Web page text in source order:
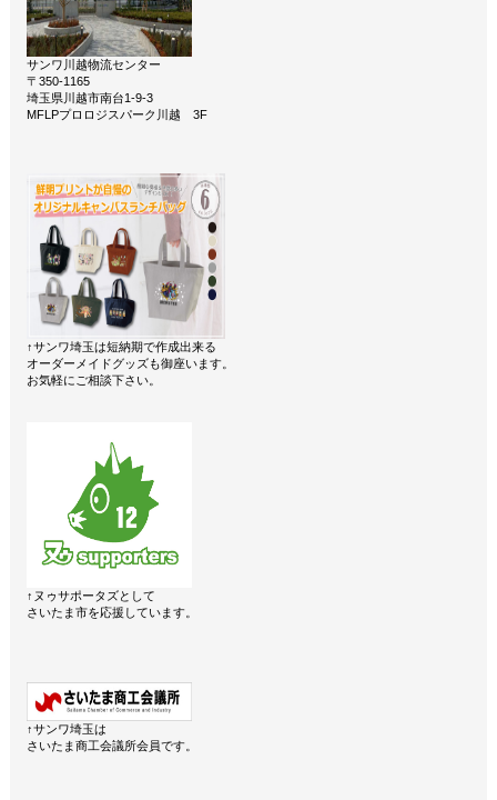
サンワ川越物流センター
〒350-1165
埼玉県川越市南台1-9-3
MFLPプロロジスパーク川越 3F
↑サンワ埼玉は短納期で作成出来る
オーダーメイドグッズも御座います。
お気軽にご相談下さい。
↑ヌゥサポータズとして
さいたま市を応援しています。
↑サンワ埼玉は
さいたま商工会議所会員です。